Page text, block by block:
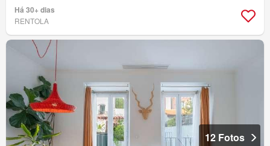
Há 30+ dias
RENTOLA
12 Fotos